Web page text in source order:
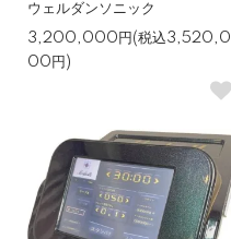
ウェルダンソニック
3,200,000円(税込3,520,0
00円)